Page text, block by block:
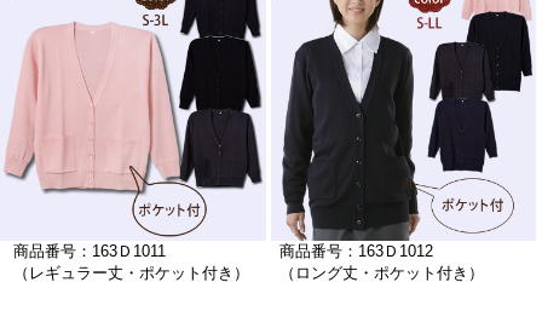
商品番号：163Ｄ1011
（レギュラー丈・ポケット付き）
商品番号：163Ｄ1012
（ロング丈・ポケット付き）